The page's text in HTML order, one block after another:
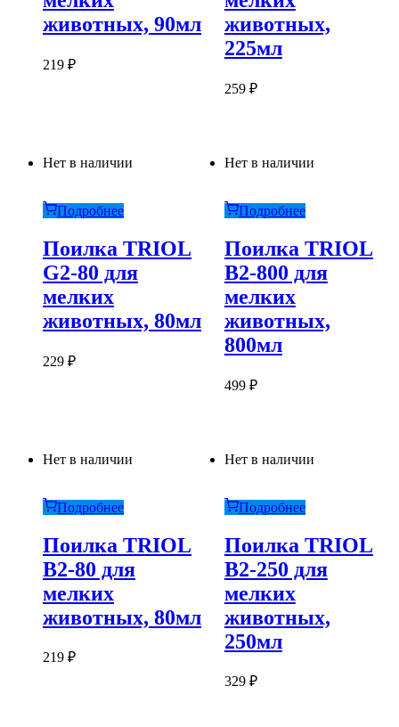
животных, 90мл
219 ₽
животных,
225мл
259 ₽
Нет в наличии
Подробнее
Поилка TRIOL
G2-80 для
мелких
животных, 80мл
229 ₽
Нет в наличии
Подробнее
Поилка TRIOL
B2-800 для
мелких
животных,
800мл
499 ₽
Нет в наличии
Подробнее
Поилка TRIOL
B2-80 для
мелких
животных, 80мл
219 ₽
Нет в наличии
Подробнее
Поилка TRIOL
B2-250 для
мелких
животных,
250мл
329 ₽